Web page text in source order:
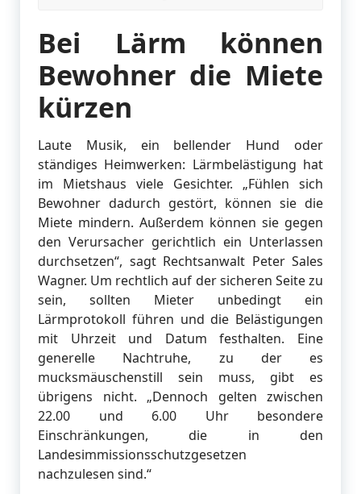
Bei Lärm können
Bewohner die Miete
kürzen
Laute Musik, ein bellender Hund oder
ständiges Heimwerken: Lärmbelästigung hat
im Mietshaus viele Gesichter. „Fühlen sich
Bewohner dadurch gestört, können sie die
Miete mindern. Außerdem können sie gegen
den Verursacher gerichtlich ein Unterlassen
durchsetzen“, sagt Rechtsanwalt Peter Sales
Wagner. Um rechtlich auf der sicheren Seite zu
sein, sollten Mieter unbedingt ein
Lärmprotokoll führen und die Belästigungen
mit Uhrzeit und Datum festhalten. Eine
generelle Nachtruhe, zu der es
mucksmäuschenstill sein muss, gibt es
übrigens nicht. „Dennoch gelten zwischen
22.00 und 6.00 Uhr besondere
Einschränkungen, die in den
Landesimmissionsschutzgesetzen
nachzulesen sind.“